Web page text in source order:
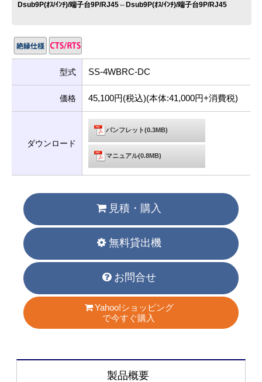
Dsub9P(ｵｽ/ｲﾝﾁ)/端子台9P/RJ45⇔Dsub9P(ｵｽ/ｲﾝﾁ)/端子台9P/RJ45
型式 SS-4WBRC-DC
価格 45,100円(税込)(本体:41,000円+消費税)
ダウンロード
パンフレット(0.3MB)
マニュアル(0.8MB)
見積・購入
無料貸出機
お問合せ
Yahoo!ショッピング
で今すぐ購入
製品概要